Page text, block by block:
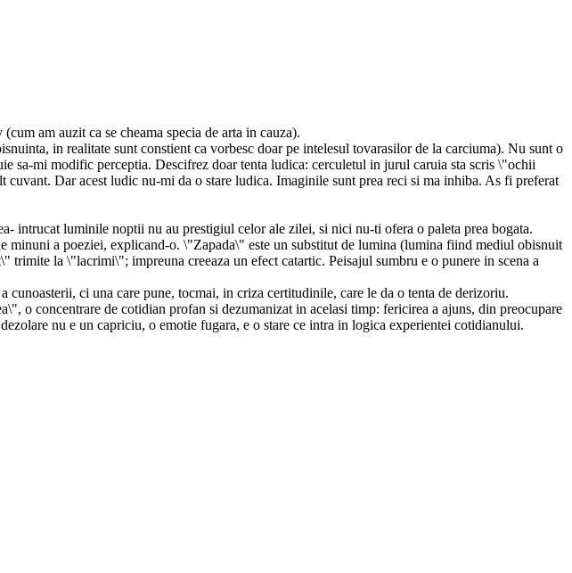
am auzit ca se cheama specia de arta in cauza).
in realitate sunt constient ca vorbesc doar pe intelesul tovarasilor de la carciuma). Nu sunt o
sa-mi modific perceptia. Descifrez doar tenta ludica: cerculetul in jurul caruia sta scris \"ochii
Dar acest ludic nu-mi da o stare ludica. Imaginile sunt prea reci si ma inhiba. As fi preferat
intrucat luminile noptii nu au prestigiul celor ale zilei, si nici nu-ti ofera o paleta prea bogata.
minuni a poeziei, explicand-o. \"Zapada\" este un substitut de lumina (lumina fiind mediul obisnuit
la \"lacrimi\"; impreuna creeaza un efect catartic. Peisajul sumbru e o punere in scena a
ci una care pune, tocmai, in criza certitudinile, care le da o tenta de derizoriu.
o concentrare de cotidian profan si dezumanizat in acelasi timp: fericirea a ajuns, din preocupare
nu e un capriciu, o emotie fugara, e o stare ce intra in logica experientei cotidianului.